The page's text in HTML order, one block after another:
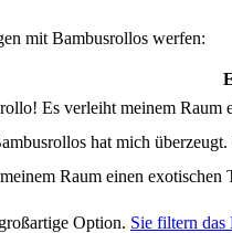
mit Bambusrollos werfen:
Es verleiht meinem
hat mich
Raum einen exotischen
Option. Sie filtern das